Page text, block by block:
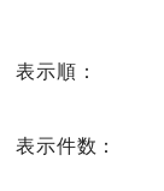
表示順：
表示件数：